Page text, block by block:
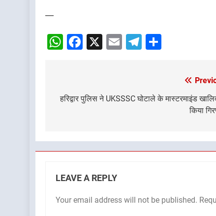
—
WhatsApp
Facebook
X EmailTelegram
navigation
हरिद्वार पुलिस ने UKSSSC घोटाले के मास्टरमाइंड
किया
LEAVE A REPLY
Your email address will not be published.